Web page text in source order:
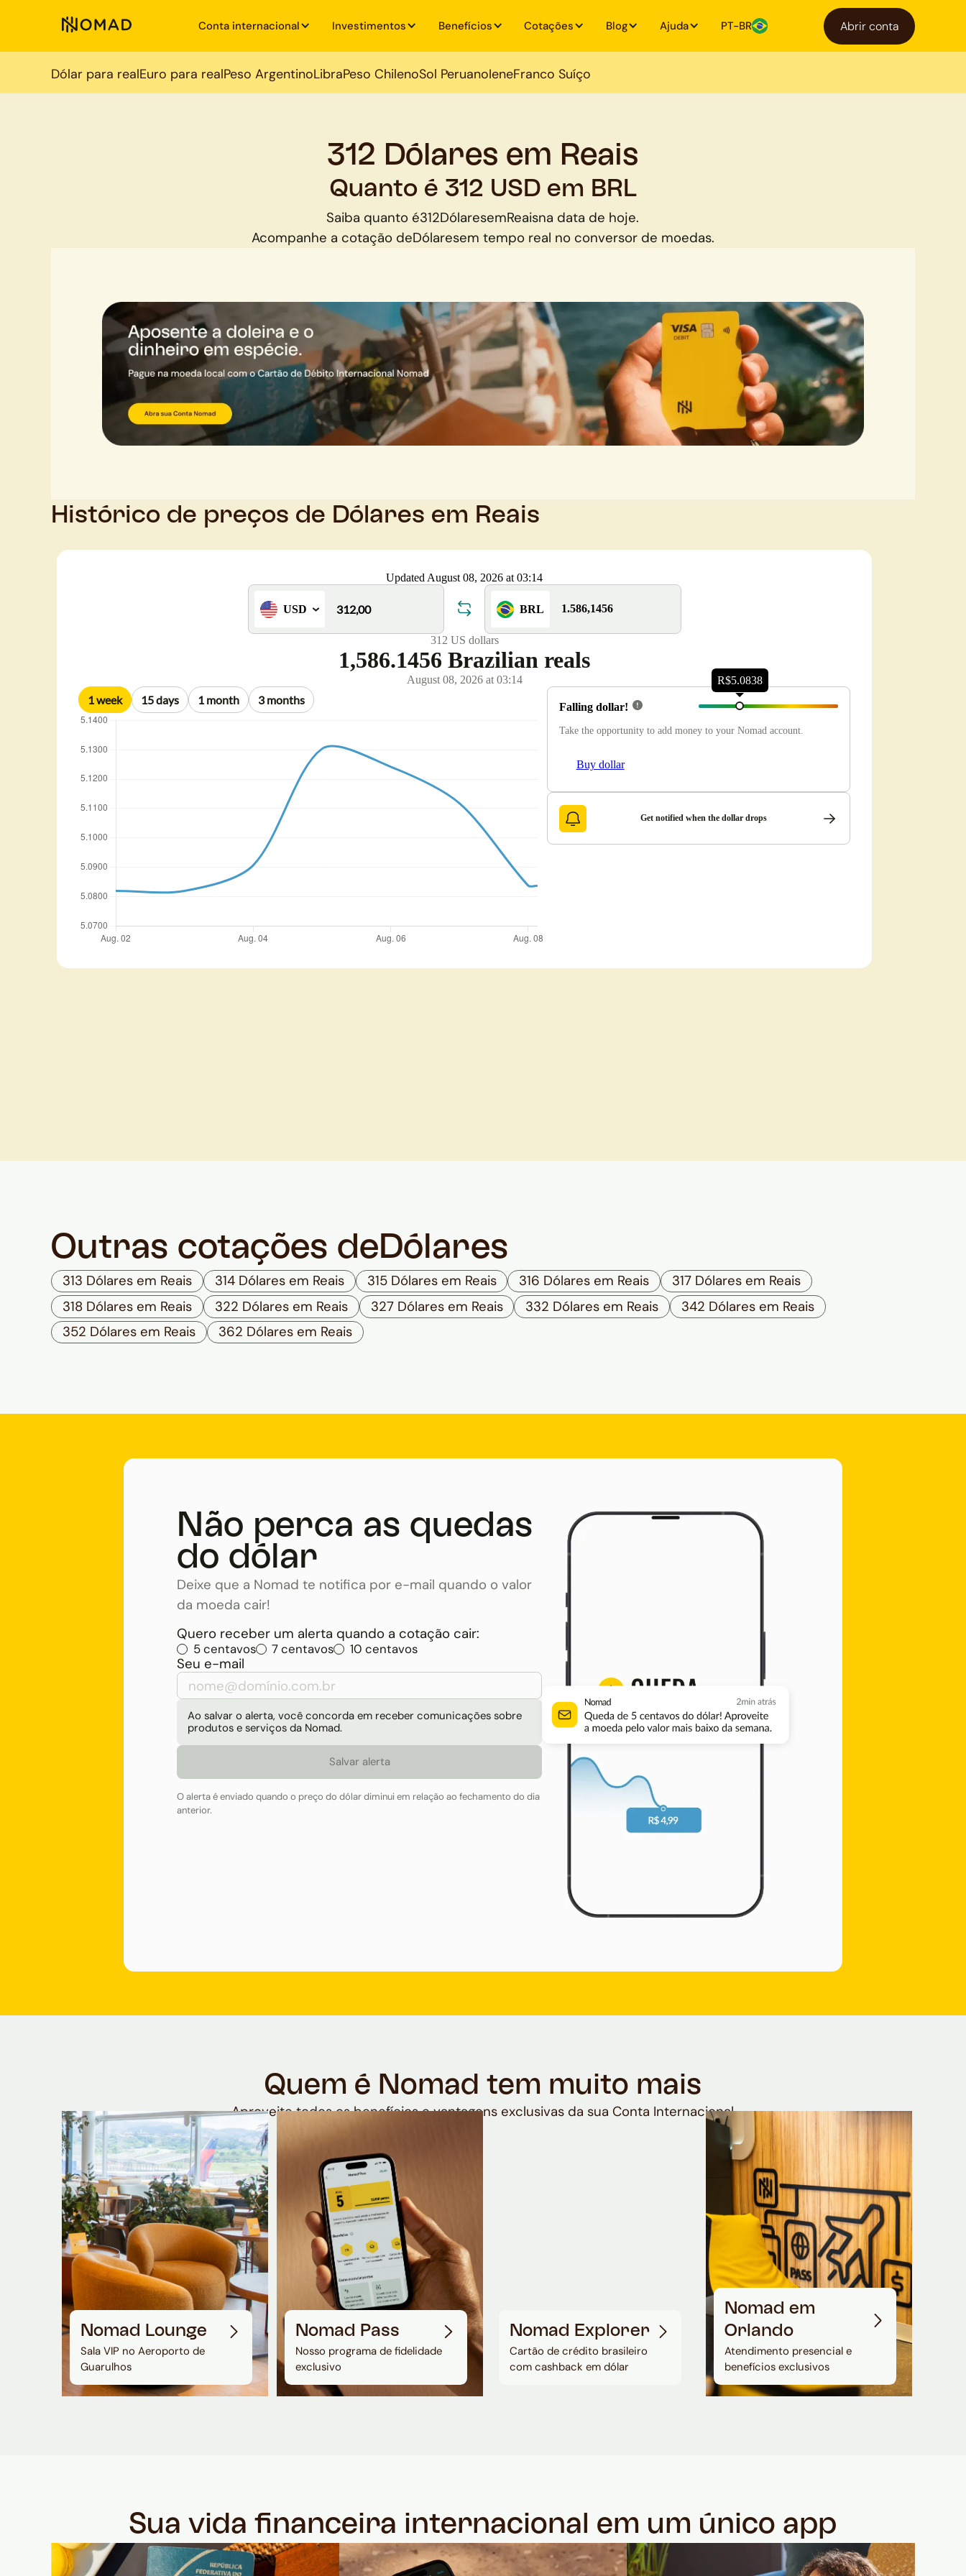
Conta internacional Investimentos Benefícios Cotações Blog Ajuda PT-BR Abrir conta
Dólar para realEuro para realPeso ArgentinoLibraPeso ChilenoSol PeruanoIeneFranco Suíço
312 Dólares em Reais
Quanto é 312 USD em BRL
Saiba quanto é312DólaresemReaisna data de hoje.
Acompanhe a cotação deDólaresem tempo real no conversor de moedas.
Histórico de preços de Dólares em Reais
Outras cotações de Dólares
313 Dólares em Reais 314 Dólares em Reais 315 Dólares em Reais 316 Dólares em Reais
317 Dólares em Reais
318 Dólares em Reais
322 Dólares em Reais 327 Dólares em Reais 332 Dólares em Reais
342 Dólares em Reais
352 Dólares em Reais
362 Dólares em Reais
Não perca as quedas
do dólar
Deixe que a Nomad te notifica por e-mail quando o valor
da moeda cair!
Quero receber um alerta quando a cotação cair:
5 centavos 7 centavos 10 centavos
Seu e-mail
Ao salvar o alerta, você concorda em receber comunicações sobre
produtos e serviços da Nomad.
O alerta é enviado quando o preço do dólar diminui em relação ao fechamento do dia
anterior.
Quem é Nomad tem muito mais
Aproveite todos os benefícios e vantagens exclusivas da sua Conta Internacional
Nomad Lounge
Sala VIP no Aeroporto de
Guarulhos
Nomad Pass
Nosso programa de fidelidade
exclusivo
Nomad Explorer
Cartão de crédito brasileiro
com cashback em dólar
Nomad em
Orlando
Atendimento presencial e
benefícios exclusivos
Sua vida financeira internacional em um único app